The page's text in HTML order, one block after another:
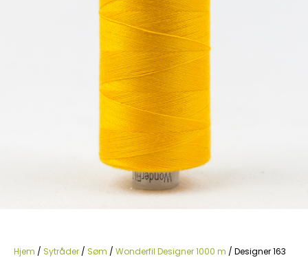
Hjem / Sytråder / Søm / Wonderfil Designer 1000 m / Designer 163